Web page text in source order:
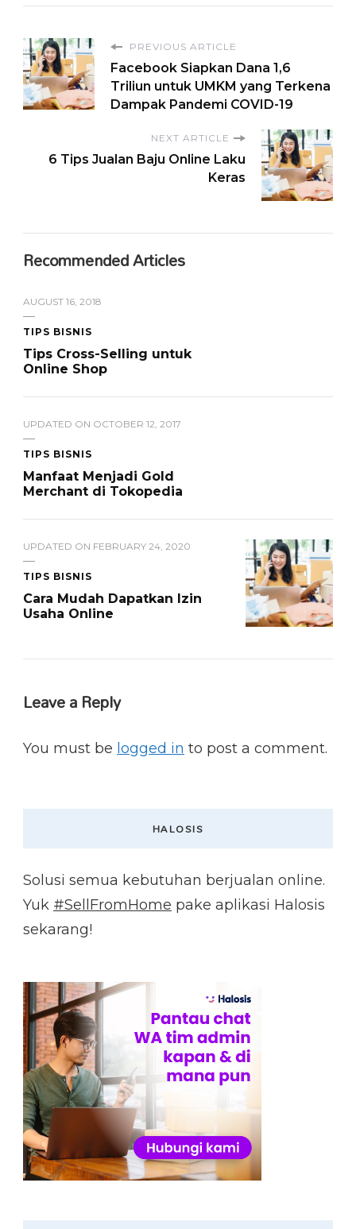
PREVIOUS ARTICLE
Facebook Siapkan Dana 1,6
Triliun untuk UMKM yang Terkena
Dampak Pandemi COVID-19
NEXT ARTICLE
6 Tips Jualan Baju Online Laku
Keras
Recommended Articles
AUGUST 16, 2018
TIPS BISNIS
Tips Cross-Selling untuk
Online Shop
UPDATED ON OCTOBER 12, 2017
TIPS BISNIS
Manfaat Menjadi Gold
Merchant di Tokopedia
UPDATED ON FEBRUARY 24, 2020
TIPS BISNIS
Cara Mudah Dapatkan Izin
Usaha Online
Leave a Reply
You must be logged in to post a comment.
HALOSIS
Solusi semua kebutuhan berjualan online.
Yuk #SellFromHome pake aplikasi Halosis
sekarang!